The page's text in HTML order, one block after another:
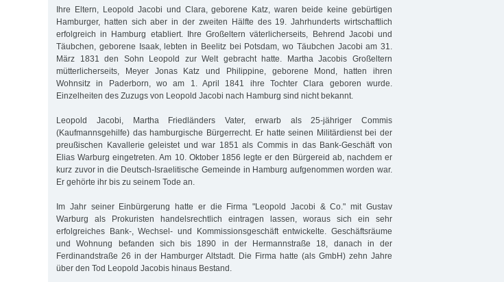
Ihre Eltern, Leopold Jacobi und Clara, geborene Katz, waren beide keine gebürtigen
Hamburger, hatten sich aber in der zweiten Hälfte des 19. Jahrhunderts wirtschaftlich
erfolgreich in Hamburg etabliert. Ihre Großeltern väterlicherseits, Behrend Jacobi und
Täubchen, geborene Isaak, lebten in Beelitz bei Potsdam, wo Täubchen Jacobi am 31.
März 1831 den Sohn Leopold zur Welt gebracht hatte. Martha Jacobis Großeltern
mütterlicherseits, Meyer Jonas Katz und Philippine, geborene Mond, hatten ihren
Wohnsitz in Paderborn, wo am 1. April 1841 ihre Tochter Clara geboren wurde.
Einzelheiten des Zuzugs von Leopold Jacobi nach Hamburg sind nicht bekannt.
Leopold Jacobi, Martha Friedländers Vater, erwarb als 25-jähriger Commis
(Kaufmannsgehilfe) das hamburgische Bürgerrecht. Er hatte seinen Militärdienst bei der
preußischen Kavallerie geleistet und war 1851 als Commis in das Bank-Geschäft von
Elias Warburg eingetreten. Am 10. Ok­tober 1856 legte er den Bürgereid ab, nachdem er
kurz zuvor in die Deutsch-Israelitische Gemeinde in Hamburg aufgenommen worden war.
Er gehörte ihr bis zu seinem Tode an.
Im Jahr seiner Einbürgerung hatte er die Firma "Leopold Jacobi & Co." mit Gustav
Warburg als Prokuristen handelsrechtlich eintragen lassen, woraus sich ein sehr
erfolgreiches Bank-, Wechsel- und Kommissionsgeschäft entwickelte. Geschäftsräume
und Wohnung befanden sich bis 1890 in der Hermannstraße 18, danach in der
Ferdinandstraße 26 in der Hamburger Altstadt. Die Firma hatte (als GmbH) zehn Jahre
über den Tod Leopold Jacobis hinaus Bestand.